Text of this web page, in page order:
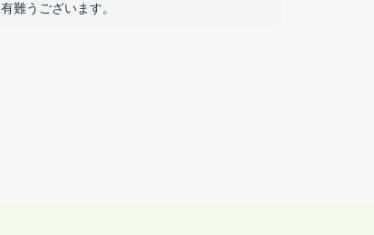
有難うございます。